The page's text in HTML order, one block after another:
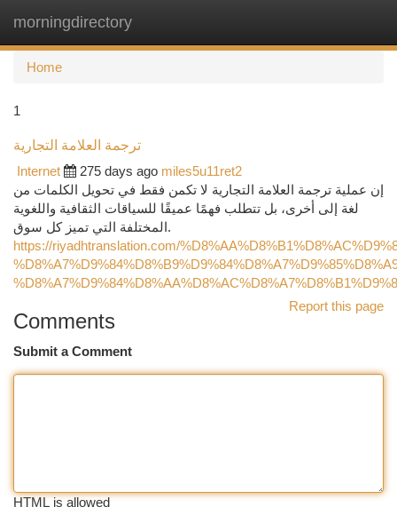
morningdirectory
Home
1
ترجمة العلامة التجارية
Internet
275 days ago miles5u11ret2
إن عملية ترجمة العلامة التجارية لا تكمن فقط في تحويل الكلمات من
لغة إلى أخرى، بل تتطلب فهمًا عميقًا للسياقات الثقافية واللغوية
المختلفة التي تميز كل سوق.
https://riyadhtranslation.com/
Report this page
Comments
Submit a Comment
HTML is allowed